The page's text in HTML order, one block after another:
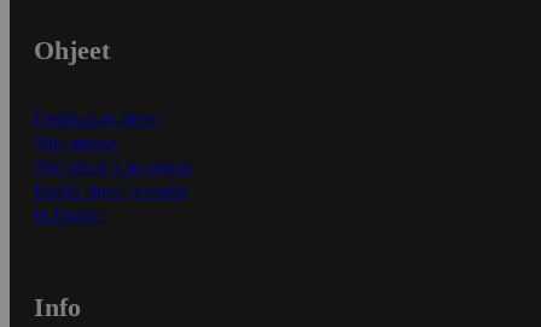
Ohjeet
Ensitilaajan ohjeet
Näin maksat
Näin tilaat ja muokkaat
Kaikki ohjeet ja vinkit
In English
Info